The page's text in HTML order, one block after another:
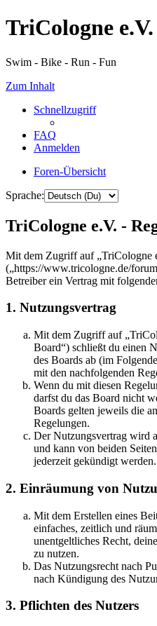
TriCologne e.V.
Swim - Bike - Run - Fun
Zum Inhalt
Schnellzugriff
FAQ
Anmelden
Foren-Übersicht
Sprache:
TriCologne e.V. -
Mit dem Zugriff auf „TriCologne
(„https://www.tricologne.de/
Betreiber ein Vertrag mit
1. Nutzungsvertrag
Mit dem Zugriff auf
Board“) schließt du einen
des Boards ab (im
mit den nachfolgenden
Wenn du mit diesen
darfst du das Board nicht
Boards gelten jeweils die
Regelungen.
Der Nutzungsvertrag wird
und kann von beiden
jederzeit gekündigt werden.
2. Einräumung von
Mit dem Erstellen eines
einfaches, zeitlich und
unentgeltliches Recht,
zu nutzen.
Das Nutzungsrecht nach
nach Kündigung des
3. Pflichten des Nutzers